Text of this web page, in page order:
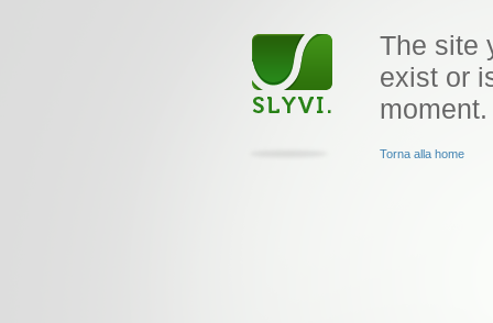
The site
exist or
moment.
Torna alla home